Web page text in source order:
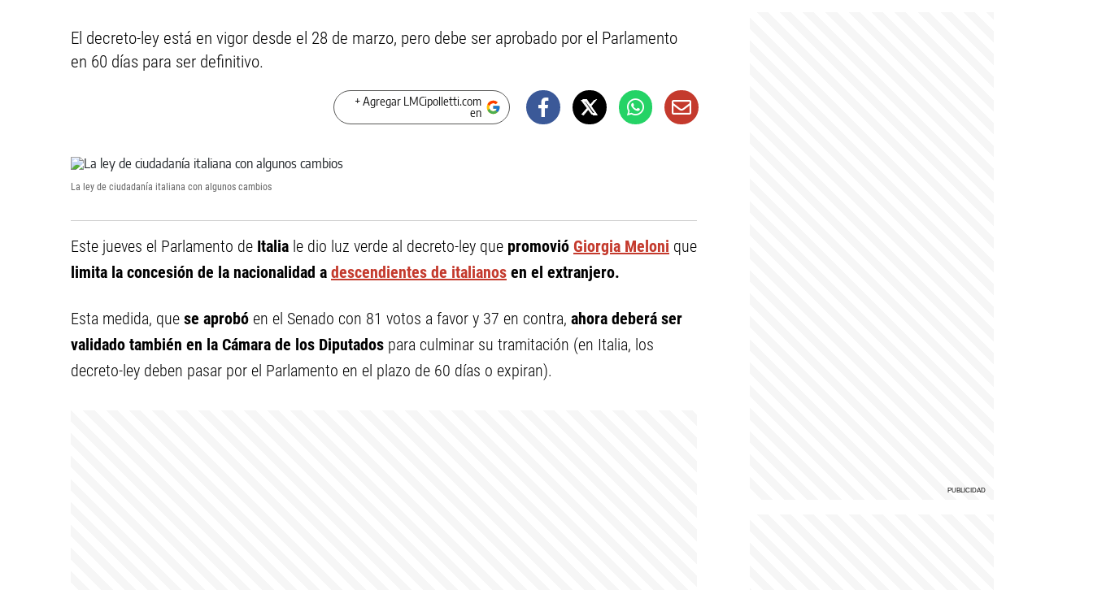
El decreto-ley está en vigor desde el 28 de marzo, pero debe ser aprobado por el Parlamento
en 60 días para ser definitivo.
+ Agregar LMCipolletti.com
en
La ley de ciudadanía italiana con algunos cambios
Este jueves el Parlamento de Italia le dio luz verde al decreto-ley que promovió Giorgia Meloni que
limita la concesión de la nacionalidad a descendientes de italianos en el extranjero.
Esta medida, que se aprobó en el Senado con 81 votos a favor y 37 en contra, ahora deberá ser
validado también en la Cámara de los Diputados para culminar su tramitación (en Italia, los
decreto-ley deben pasar por el Parlamento en el plazo de 60 días o expiran).